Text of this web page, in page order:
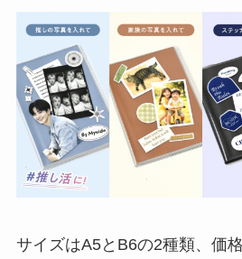
サイズはA5とB6の2種類、価